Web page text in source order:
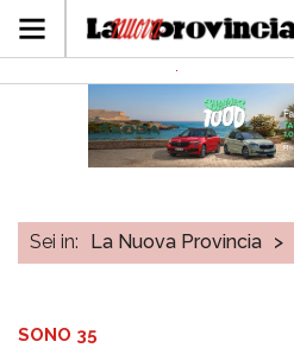
Sei in: La Nuova Provincia >
SONO 35